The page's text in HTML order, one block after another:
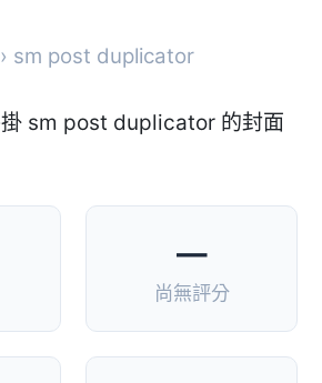
› sm post duplicator
—
尚無評分